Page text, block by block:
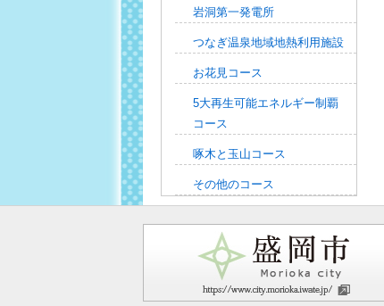
岩洞第一発電所
つなぎ温泉地域地熱利用施設
お花見コース
5大再生可能エネルギー制覇
コース
啄木と玉山コース
その他のコース